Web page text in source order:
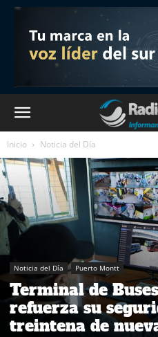
Inicio Noticia del Día
Noticia del Día Puerto Montt
Terminal de
refuerza su
treintena de